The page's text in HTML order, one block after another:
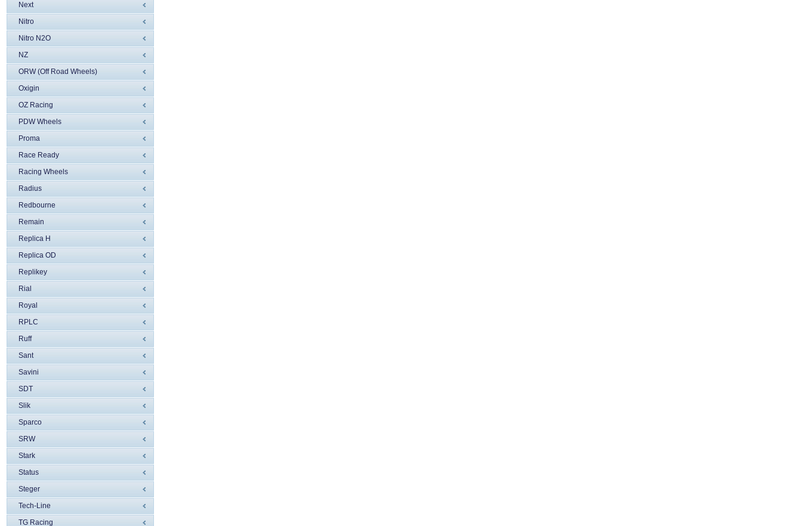
Next
Nitro
Nitro N2O
NZ
ORW (Off Road Wheels)
Oxigin
OZ Racing
PDW Wheels
Proma
Race Ready
Racing Wheels
Radius
Redbourne
Remain
Replica H
Replica OD
Replikey
Rial
Royal
RPLC
Ruff
Sant
Savini
SDT
Slik
Sparco
SRW
Stark
Status
Steger
Tech-Line
TG Racing